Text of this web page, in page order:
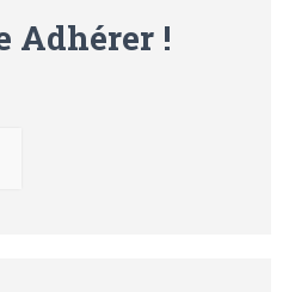
Adhérer !